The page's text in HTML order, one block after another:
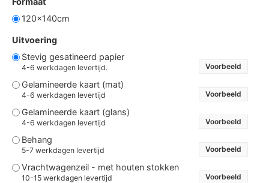
120x140cm
Uitvoering
Stevig gesatineerd papier
4-6 werkdagen levertijd. Voorbeeld
Gelamineerde kaart (mat)
4-6 werkdagen levertijd Voorbeeld
Gelamineerde kaart (glans)
4-6 werkdagen levertijd Voorbeeld
Behang
5-7 werkdagen levertijd Voorbeeld
Vrachtwagenzeil - met houten stokken
10-15 werkdagen levertijd Voorbeeld